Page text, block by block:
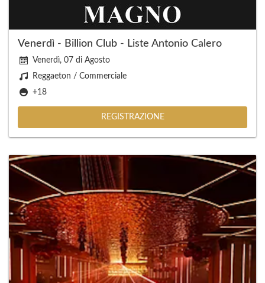
Venerdì - Billion Club - Liste Antonio Calero
Venerdì, 07 di Agosto
Reggaeton / Commerciale
+18
REGISTRAZIONE